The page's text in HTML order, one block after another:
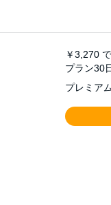
￥3,270
プラン30
プレミア